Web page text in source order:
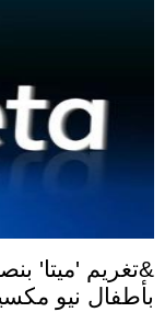
&تغريم 'ميتا'
بأطفال نيو